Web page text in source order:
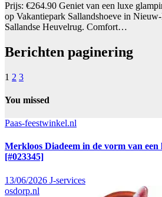
Prijs: €264.90 Geniet van een luxe
op Vakantiepark Sallandshoeve in
Sallandse Heuvelrug. Comfort…
Berichten paginering
1 2 3
You missed
Paas-feestwinkel.nl
Merkloos Diadeem in de vorm van
[#023345]
13/06/2026 J-services
osdorp.nl